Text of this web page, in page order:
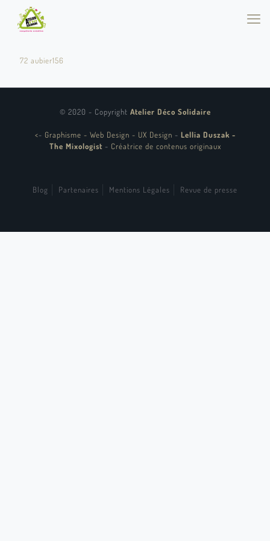
72 aubier156
© 2020 - Copyright Atelier Déco Solidaire
<- Graphisme - Web Design - UX Design - Lellia Duszak -
The Mixologist - Créatrice de contenus originaux
Blog Partenaires Mentions Légales Revue de presse